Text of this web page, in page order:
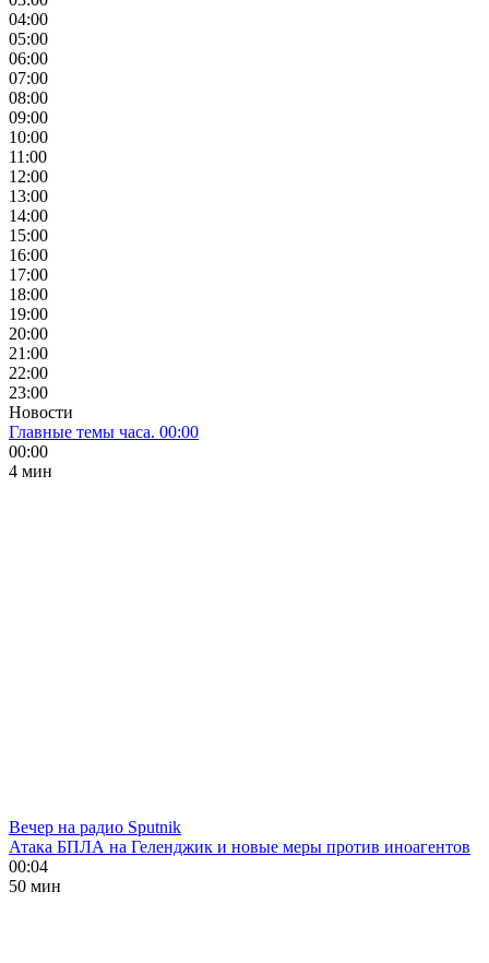
04:00
05:00
06:00
07:00
08:00
09:00
10:00
11:00
12:00
13:00
14:00
15:00
16:00
17:00
18:00
19:00
20:00
21:00
22:00
23:00
Новости
Главные темы часа. 00:00
00:00
4 мин
Вечер на радио Sputnik
Атака БПЛА на Геленджик и новые меры против иноагентов
00:04
50 мин